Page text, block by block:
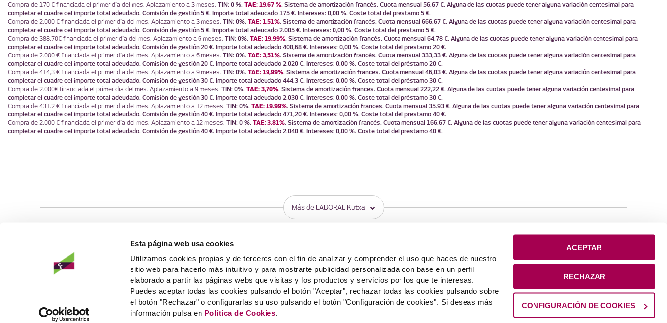
Esta página web usa cookies
Utilizamos cookies propias y de terceros con el fin de analizar y comprender el uso que haces de nuestro
sitio web para hacerlo más intuitivo y para mostrarte publicidad personalizada con base en un perfil
elaborado a partir las páginas webs que visitas y los productos y servicios por los que te interesas.
Puedes aceptar todas las cookies pulsando el botón "Aceptar", rechazar todas las cookies pulsando sobre
el botón "Rechazar" o configurarlas su uso pulsando el botón "Configuración de cookies". Si deseas más
información pulsa en Política de Cookies.
ACEPTAR
CONFIGURACIÓN DE COOKIES
RECHAZAR
Compra de 170 € financiada el primer día del mes. Aplazamiento a 3 meses. TIN: 0 %. TAE: 19,67 %. Sistema de amortización francés. Cuota mensual 56,67 €. Alguna de las cuotas puede tener alguna variación centesimal para
completar el cuadre del importe total adeudado. Comisión de gestión 5 €. Importe total adeudado 175 €. Intereses: 0,00 %. Coste total del préstamo 5 €.
Compra de 2.000 € financiada el primer día del mes. Aplazamiento a 3 meses. TIN: 0%. TAE: 1,51%. Sistema de amortización francés. Cuota mensual 666,67 €. Alguna de las cuotas puede tener alguna variación centesimal para
completar el cuadre del importe total adeudado. Comisión de gestión 5 €. Importe total adeudado 2.005 €. Intereses: 0,00 %. Coste total del préstamo 5 €.
Compra de 388,70€ financiada el primer día del mes. Aplazamiento a 6 meses. TIN: 0%. TAE: 19,99%. Sistema de amortización francés. Cuota mensual 64,78 €. Alguna de las cuotas puede tener alguna variación centesimal para
completar el cuadre del importe total adeudado. Comisión de gestión 20 €. Importe total adeudado 408,68 €. Intereses: 0,00 %. Coste total del préstamo 20 €.
Compra de 2.000 € financiada el primer día del mes. Aplazamiento a 6 meses. TIN: 0%. TAE: 3,51%. Sistema de amortización francés. Cuota mensual 333,33 €. Alguna de las cuotas puede tener alguna variación centesimal para
completar el cuadre del importe total adeudado. Comisión de gestión 20 €. Importe total adeudado 2.020 €. Intereses: 0,00 %. Coste total del préstamo 20 €.
Compra de 414,3 € financiada el primer día del mes. Aplazamiento a 9 meses. TIN: 0%. TAE: 19,99%. Sistema de amortización francés. Cuota mensual 46,03 €. Alguna de las cuotas puede tener alguna variación centesimal para
completar el cuadre del importe total adeudado. Comisión de gestión 30 €. Importe total adeudado 444,3 €. Intereses: 0,00 %. Coste total del préstamo 30 €.
Compra de 2.000€ financiada el primer día del mes. Aplazamiento a 9 meses. TIN: 0%. TAE: 3,70%. Sistema de amortización francés. Cuota mensual 222,22 €. Alguna de las cuotas puede tener alguna variación centesimal para
completar el cuadre del importe total adeudado. Comisión de gestión 30 €. Importe total adeudado 2.030 €. Intereses: 0,00 %. Coste total del préstamo 30 €.
Compra de 431,2 € financiada el primer día del mes. Aplazamiento a 12 meses. TIN: 0%. TAE: 19,99%. Sistema de amortización francés. Cuota mensual 35,93 €. Alguna de las cuotas puede tener alguna variación centesimal para
completar el cuadre del importe total adeudado. Comisión de gestión 40 €. Importe total adeudado 471,20 €. Intereses: 0,00 %. Coste total del préstamo 40 €.
Compra de 2.000 € financiada el primer día del mes. Aplazamiento a 12 meses. TIN: 0 %. TAE: 3,81%. Sistema de amortización francés. Cuota mensual 166,67 €. Alguna de las cuotas puede tener alguna variación centesimal para
completar el cuadre del importe total adeudado. Comisión de gestión 40 €. Importe total adeudado 2.040 €. Intereses: 0,00 %. Coste total del préstamo 40 €.
Más de LABORAL Kutxa
Ahorro e inversión
Tarjetas
Préstamos
OTRAS SECCIONES
Infantil
Jóvenes
Super LK
Laboral Kutxa Pay
Apple Pay
Prensa
Blog Zuretzat
Trabaja en LABORAL Kutxa
TABLÓN DE ANUNCIOS Aviso Legal Política de cookies Política de protección de datos Servicio de atención al cliente Gobierno Corporativo y
Politica de Remuneraciones Información Legal y otros documentos Seguridad Accesibilidad Código de Buenas Prácticas 12 Plano del sitio
© LABORAL Kutxa2026